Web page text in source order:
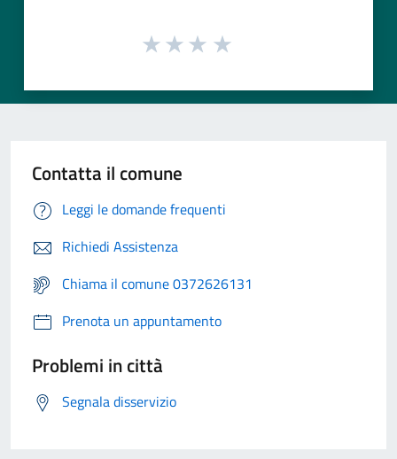
Contatta il comune
Leggi le domande frequenti
Richiedi Assistenza
Chiama il comune 0372626131
Prenota un appuntamento
Problemi in città
Segnala disservizio